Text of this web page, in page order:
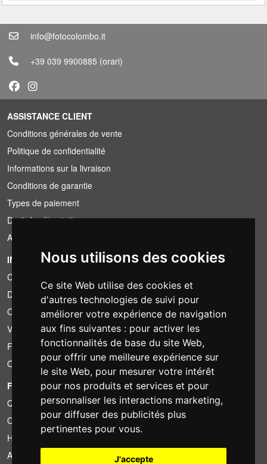
Nous utilisons des cookies
Ce site Web utilise des cookies et
d'autres technologies de suivi pour
améliorer votre expérience de navigation
aux fins suivantes : pour activer les
fonctionnalités de base du site Web,
pour offrir une meilleure expérience sur
le site Web, pour mesurer votre intérêt
pour nos produits et services et pour
personnaliser les interactions marketing,
pour diffuser des publicités plus
pertinentes pour vous.
J'accepte
info@fotocolombo.it
+39 039 9900885 (orari)
ASSISTANCE CLIENT
Conditions générales de vente
Politique de confidentialité
Informations sur la livraison
Conditions de garantie
Types de paiement
Droit de rétractation
Application de la TVA
INFORMATION
Conditions de location
Devis
Offre groupée
Vous avez trouvé moins cher?
Financement
Occasion
FOTOCOLOMBO.IT
Qui sommes-nous
Où nous trouver
Horaires d'ouverture
Avis sur Trovaprezzi